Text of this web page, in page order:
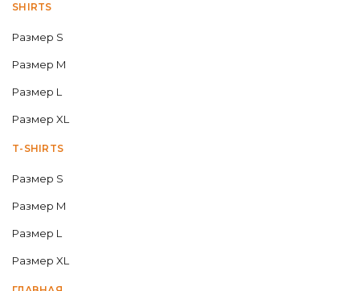
SHIRTS
Размер S
Размер M
Размер L
Размер XL
T-SHIRTS
Размер S
Размер M
Размер L
Размер XL